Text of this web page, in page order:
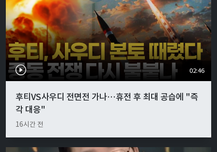
02:46
후티VS사우디 전면전 가나…휴전 후 최대 공습에 "즉
각 대응"
16시간 전